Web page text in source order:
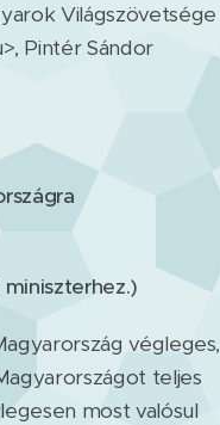
Világszövetsége
Pintér Sándor
végleges,
teljes
most valósul